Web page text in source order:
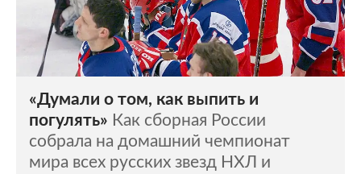
«Думали о том, как выпить и
погулять» Как сборная России
собрала на домашний чемпионат
мира всех русских звезд НХЛ и